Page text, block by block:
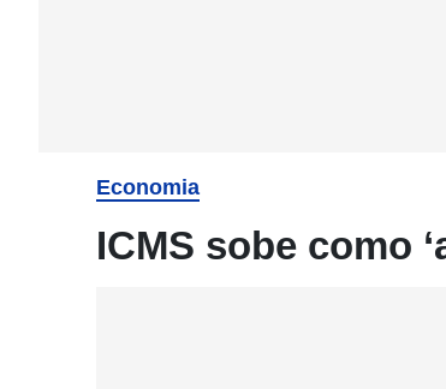
Economia
ICMS sobe como